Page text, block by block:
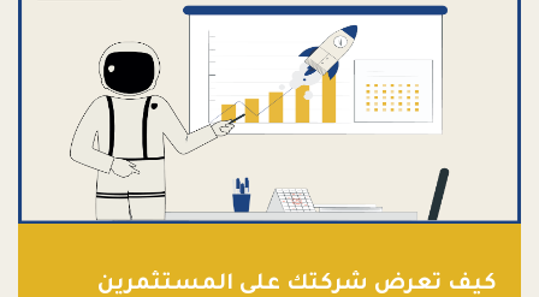
كيف تعرض شركتك على المستثمرين